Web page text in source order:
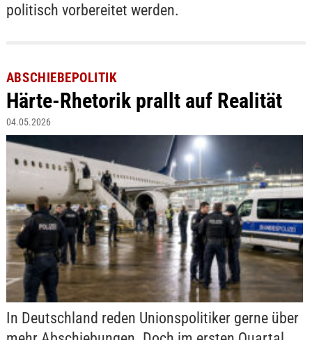
politisch vorbereitet werden.
ABSCHIEBEPOLITIK
Härte-Rhetorik prallt auf Realität
04.05.2026
In Deutschland reden Unionspolitiker gerne über